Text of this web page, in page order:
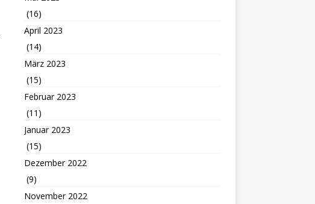
(16)
April 2023
(14)
März 2023
(15)
Februar 2023
(11)
Januar 2023
(15)
Dezember 2022
(9)
November 2022